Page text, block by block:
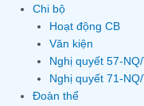
Chi bộ
Hoạt động CB
Văn kiện
Nghị quyết 57-
Nghị quyết 71-
Đoàn thể